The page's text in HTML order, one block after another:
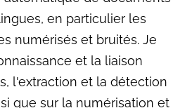
en particulier les
numérisés et bruités. Je
et la liaison
l'extraction et la détection
que sur la numérisation et